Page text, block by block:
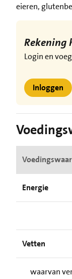
eieren,
Rekening
Login en
Inloggen
Energie
Vetten
waarvan